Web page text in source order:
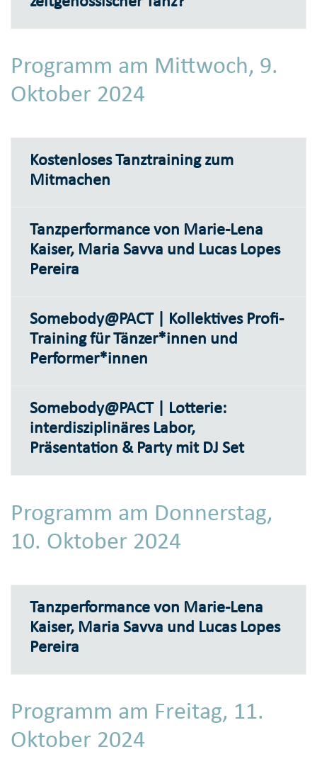
Programm am Mittwoch, 9.
Oktober 2024
Kostenloses Tanztraining zum
Mitmachen
Tanzperformance von Marie-Lena
Kaiser, Maria Savva und Lucas Lopes
Pereira
Somebody@PACT | Kollektives Profi-
Training für Tänzer*innen und
Performer*innen
Somebody@PACT | Lotterie:
interdisziplinäres Labor,
Präsentation & Party mit DJ Set
Programm am Donnerstag,
10. Oktober 2024
Tanzperformance von Marie-Lena
Kaiser, Maria Savva und Lucas Lopes
Pereira
Programm am Freitag, 11.
Oktober 2024